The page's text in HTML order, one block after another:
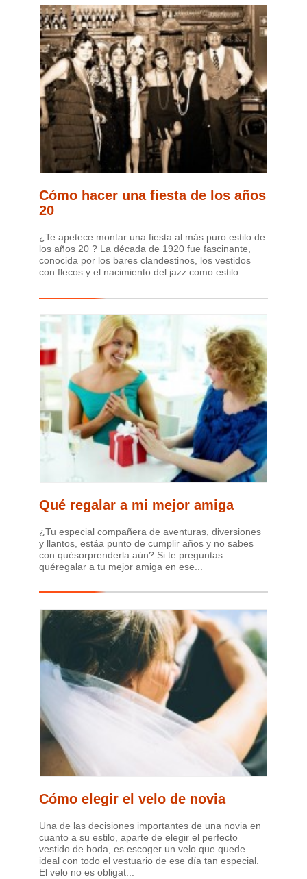
Cómo hacer una fiesta de los años
20
¿Te apetece montar una fiesta al más puro estilo de
los años 20 ? La década de 1920 fue fascinante,
conocida por los bares clandestinos, los vestidos
con flecos y el nacimiento del jazz como estilo...
Qué regalar a mi mejor amiga
¿Tu especial compañera de aventuras, diversiones
y llantos, estáa punto de cumplir años y no sabes
con quésorprenderla aún? Si te preguntas
quéregalar a tu mejor amiga en ese...
Cómo elegir el velo de novia
Una de las decisiones importantes de una novia en
cuanto a su estilo, aparte de elegir el perfecto
vestido de boda, es escoger un velo que quede
ideal con todo el vestuario de ese día tan especial.
El velo no es obligat...